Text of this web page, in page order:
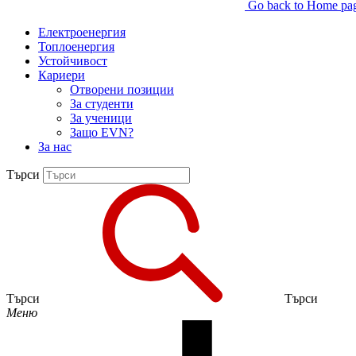
Go back to Home
Електроенергия
Топлоенергия
Устойчивост
Кариери
Отворени позиции
За студенти
За ученици
Защо EVN?
За нас
Търси
Търси
Търси
Меню